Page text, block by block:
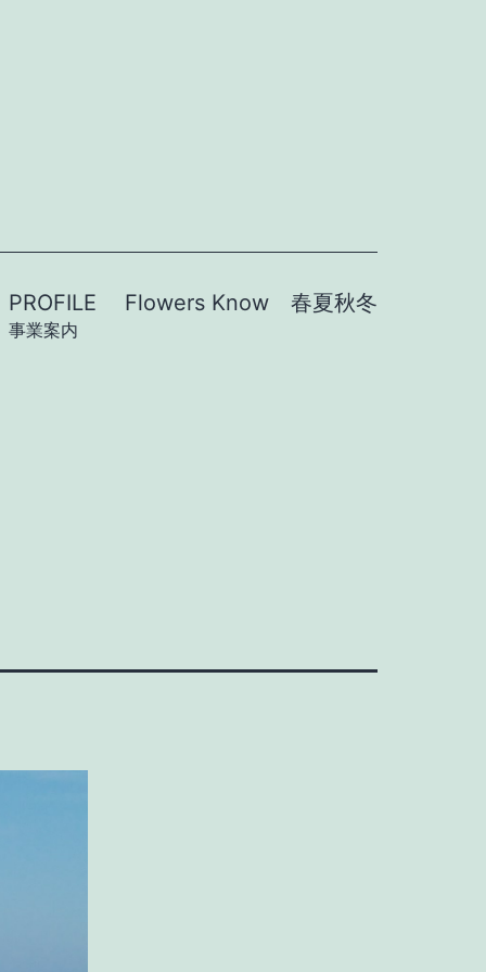
PROFILE
事業案内
Flowers Know 春夏秋冬